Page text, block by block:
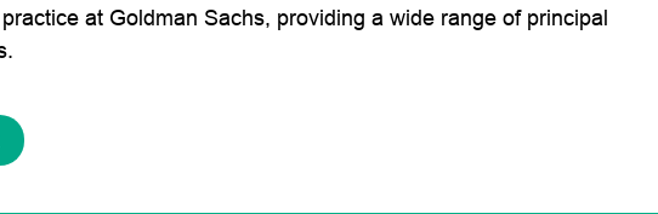
at Goldman Sachs, providing a wide range of principal